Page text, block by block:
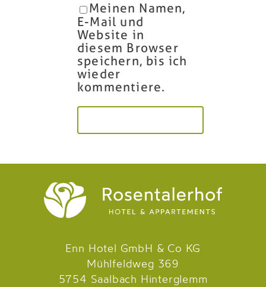
Meinen Namen,
E-Mail und
Website in
diesem Browser
speichern, bis ich
wieder
kommentiere.
Enn Hotel GmbH & Co KG
Mühlfeldweg 369
5754 Saalbach Hinterglemm